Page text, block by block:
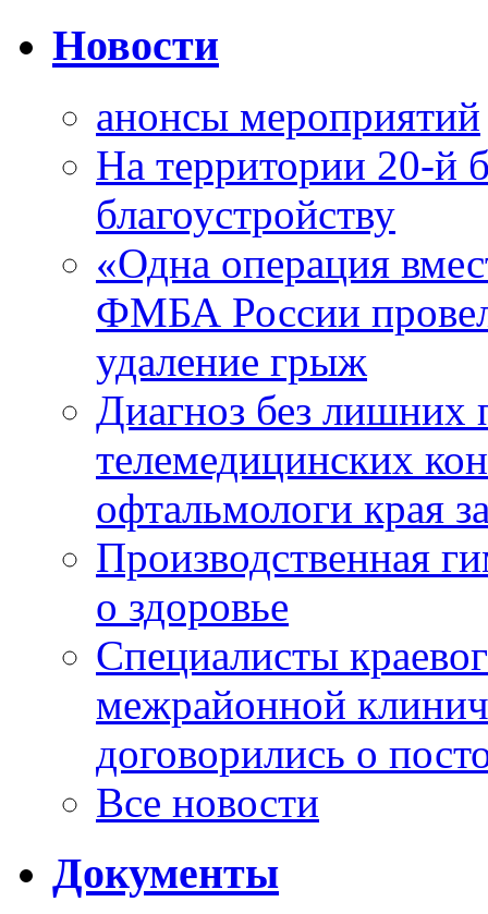
Новости
анонсы мероприятий
На территории 20-й
благоустройству
«Одна операция
ФМБА России
удаление грыж
Диагноз без лишних
телемедицинских
офтальмологи края
Производственная
о здоровье
Специалисты
межрайонной
договорились о
Все новости
Документы